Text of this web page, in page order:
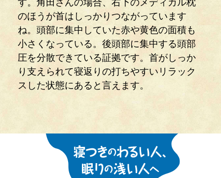
す。角田さんの場合、右下のメディカル枕
のほうが首はしっかりつながっています
ね。頭部に集中していた赤や黄色の面積も
小さくなっている。後頭部に集中する頭部
圧を分散できている証拠です。首がしっか
り支えられて寝返りの打ちやすいリラック
スした状態にあると言えます。